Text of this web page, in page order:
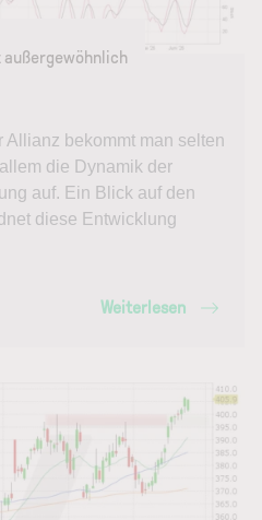
außergewöhnlich
Allianz bekommt man selten
die Dynamik der
auf. Ein Blick auf den
diese Entwicklung
Weiterlesen